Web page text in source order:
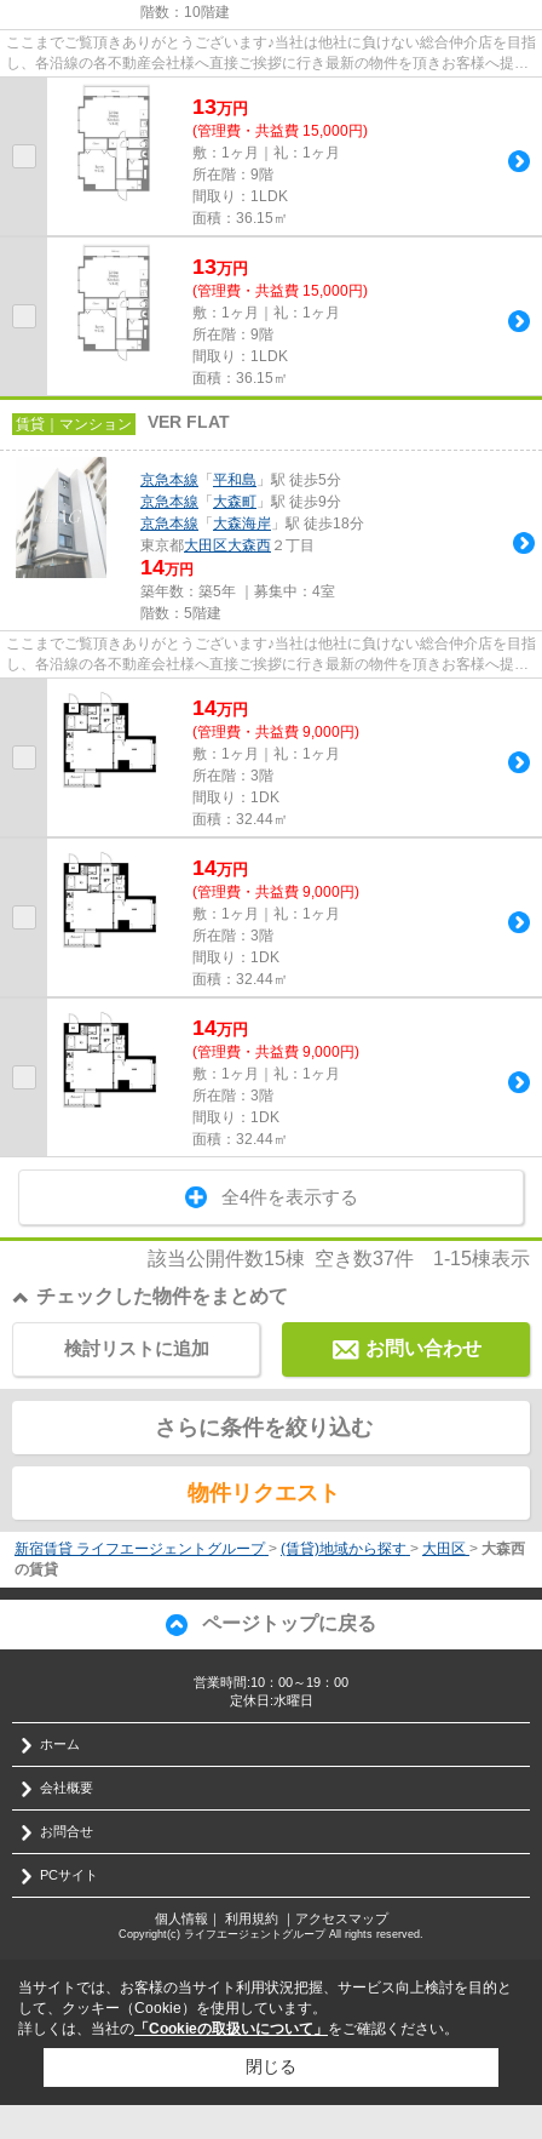
階数：10階建
ここまでご覧頂きありがとうございます♪当社は他社に負けない総合仲介店を目指
し、各沿線の各不動産会社様へ直接ご挨拶に行き最新の物件を頂きお客様へ提供
しております！最新の情報は...
13万円
(管理費・共益費 15,000円)
敷：1ヶ月｜礼：1ヶ月
所在階：9階
間取り：1LDK
面積：36.15㎡
13万円
(管理費・共益費 15,000円)
敷：1ヶ月｜礼：1ヶ月
所在階：9階
間取り：1LDK
面積：36.15㎡
賃貸｜マンション VER FLAT
京急本線 「 平和島 」駅 徒歩5分
京急本線 「 大森町 」駅 徒歩9分
京急本線 「 大森海岸 」駅 徒歩18分
東京都大田区大森西 ２丁目
14万円
築年数：築5年 ｜募集中： 4室
階数：5階建
ここまでご覧頂きありがとうございます♪当社は他社に負けない総合仲介店を目指
し、各沿線の各不動産会社様へ直接ご挨拶に行き最新の物件を頂きお客様へ提供
14万円
(管理費・共益費 9,000円)
敷：1ヶ月｜礼：1ヶ月
所在階：3階
間取り：1DK
面積：32.44㎡
14万円
(管理費・共益費 9,000円)
敷：1ヶ月｜礼：1ヶ月
所在階：3階
間取り：1DK
面積：32.44㎡
14万円
(管理費・共益費 9,000円)
敷：1ヶ月｜礼：1ヶ月
所在階：3階
間取り：1DK
面積：32.44㎡
全4件を表示する
該当公開件数15棟 空き数37件 1-15棟表示
チェックした物件をまとめて
お問い合わせ
検討リストに追加
さらに条件を絞り込む
物件リクエスト
新宿賃貸 ライフエージェントグループ > (賃貸)地域から探す > 大田区 > 大森西
の賃貸
ページトップに戻る
営業時間:10：00～19：00
定休日:水曜日
ホーム
会社概要
お問合せ
PCサイト
個人情報 ｜ 利用規約｜ アクセスマップ
Copyright(c) ライフエージェントグループ All rights reserved.
当サイトでは、お客様の当サイト利用状況把握、サービス向上検討を目的と
して、クッキー（Cookie）を使用しています。
詳しくは、当社の 「Cookieの取扱いについて」 をご確認ください。
閉じる